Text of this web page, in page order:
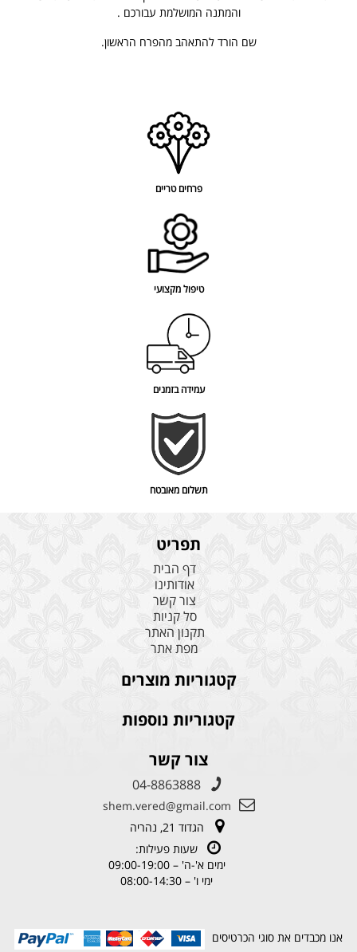
והמתנה המושלמת עבורכם .
שם הורד להתאהב מהפרח הראשון.
פרחים טריים
טיפול מקצועי
עמידה בזמנים
תשלום מאובטח
תפריט
דף הבית
אודותינו
צור קשר
סל קניות
תקנון האתר
מפת אתר
קטגוריות מוצרים
קטגוריות נוספות
צור קשר
04-8863888
shem.vered@gmail.com
הגדוד 21, נהריה
שעות פעילות:
ימים א'-ה' – 09:00-19:00
ימי ו' – 08:00-14:30
אנו מכבדים את סוגי הכרטיסים